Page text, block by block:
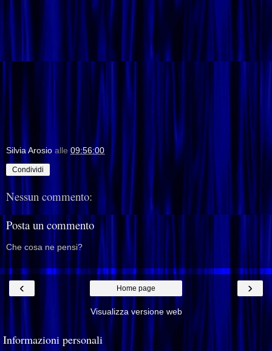
Silvia Arosio alle 09:56:00
Condividi
Nessun commento:
Posta un commento
Che cosa ne pensi?
‹ ›
Home page
Visualizza versione web
Informazioni personali